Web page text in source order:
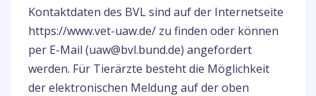
Kontaktdaten des BVL sind auf der Internetseite
https://www.vet-uaw.de/ zu finden oder können
per E-Mail (uaw@bvl.bund.de) angefordert
werden. Für Tierärzte besteht die Möglichkeit
der elektronischen Meldung auf der oben